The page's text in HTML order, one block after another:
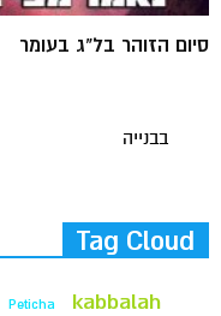
סיום הזוהר בל"ג בעומר
בבנייה
Tag Cloud
kabbalah
Peticha